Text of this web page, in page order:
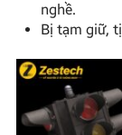
nghề.
Bị tạm giữ,